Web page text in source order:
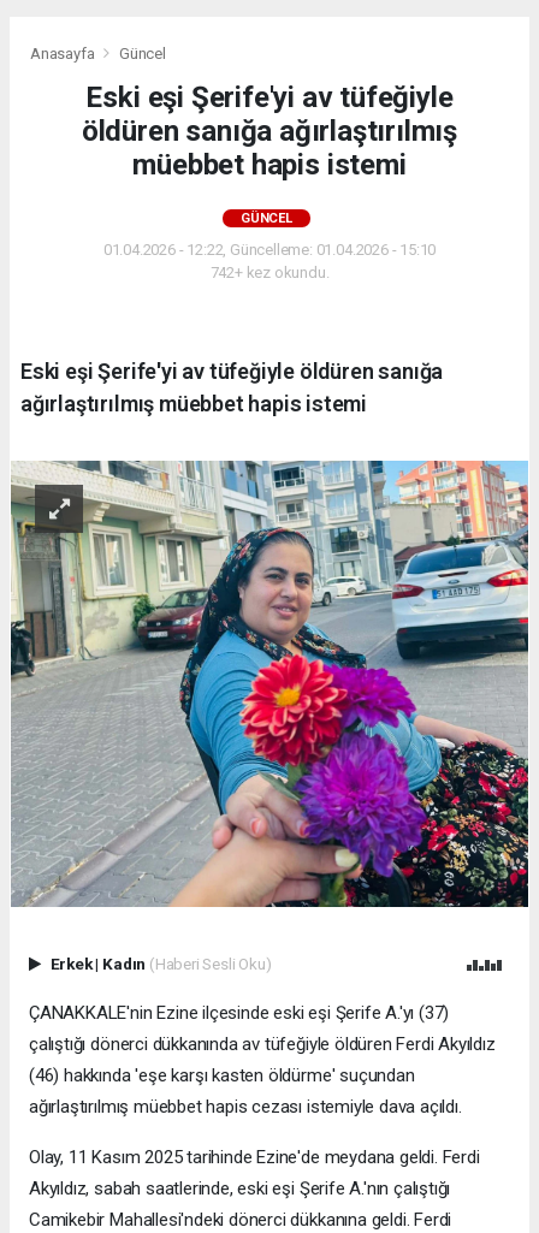
Anasayfa Güncel
Eski eşi Şerife'yi av tüfeğiyle
öldüren sanığa ağırlaştırılmış
müebbet hapis istemi
GÜNCEL
01.04.2026 - 12:22, Güncelleme: 01.04.2026 - 15:10
742+ kez okundu.
Eski eşi Şerife'yi av tüfeğiyle öldüren sanığa
ağırlaştırılmış müebbet hapis istemi
Erkek| Kadın (Haberi Sesli Oku)
ÇANAKKALE'nin Ezine ilçesinde eski eşi Şerife A.'yı (37)
çalıştığı dönerci dükkanında av tüfeğiyle öldüren Ferdi Akyıldız
(46) hakkında 'eşe karşı kasten öldürme' suçundan
ağırlaştırılmış müebbet hapis cezası istemiyle dava açıldı.
Olay, 11 Kasım 2025 tarihinde Ezine'de meydana geldi. Ferdi
Akyıldız, sabah saatlerinde, eski eşi Şerife A.'nın çalıştığı
Camikebir Mahallesi'ndeki dönerci dükkanına geldi. Ferdi